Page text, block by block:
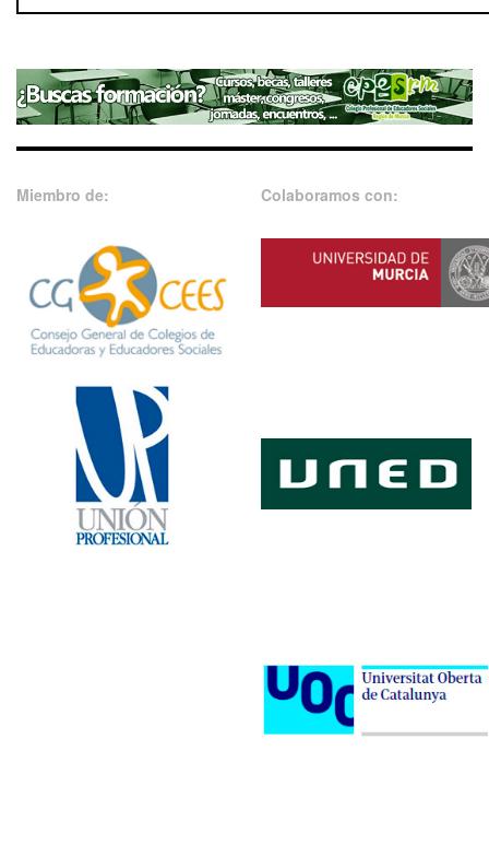
Miembro de: Colaboramos con: